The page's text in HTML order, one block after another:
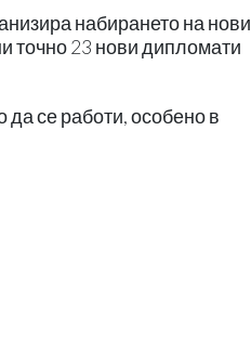
набирането на нови
точно 23 нови дипломати
да се работи, особено в